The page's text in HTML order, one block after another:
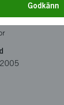
Godkänn